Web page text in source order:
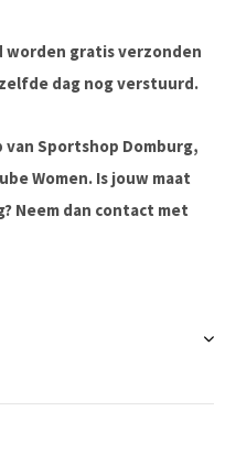
worden gratis verzonden
dag nog verstuurd.
van Sportshop Domburg,
Women. Is jouw maat
Neem dan contact met